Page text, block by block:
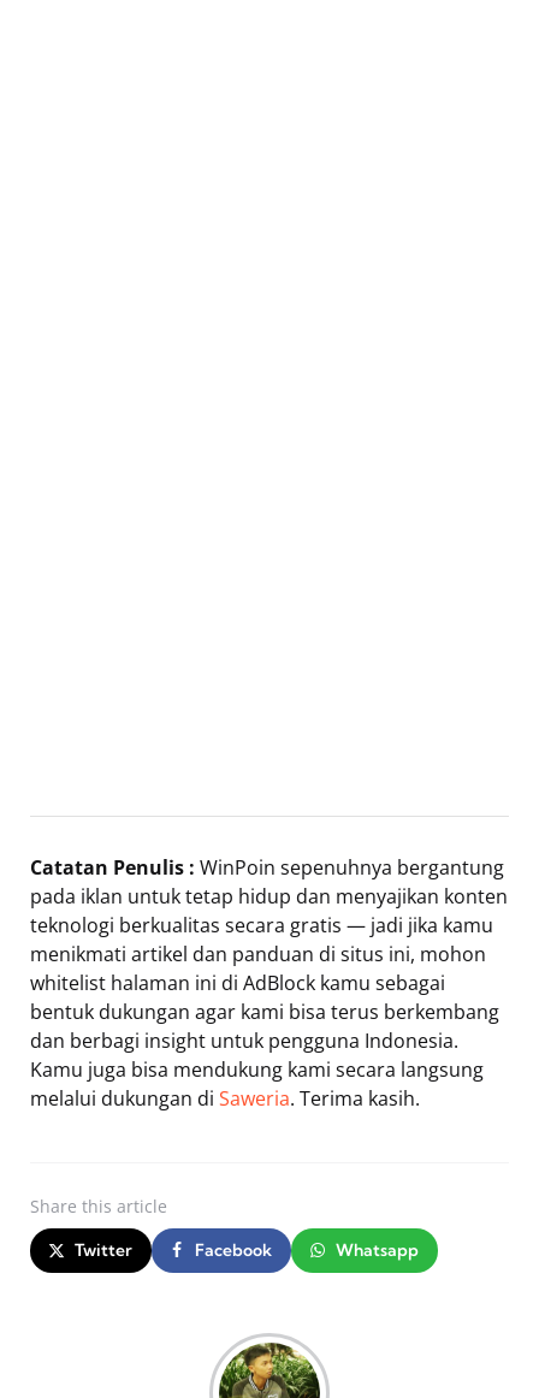
Catatan Penulis : WinPoin sepenuhnya bergantung
pada iklan untuk tetap hidup dan menyajikan konten
teknologi berkualitas secara gratis — jadi jika kamu
menikmati artikel dan panduan di situs ini, mohon
whitelist halaman ini di AdBlock kamu sebagai
bentuk dukungan agar kami bisa terus berkembang
dan berbagi insight untuk pengguna Indonesia.
Kamu juga bisa mendukung kami secara langsung
melalui dukungan di Saweria. Terima kasih.
Share this article
Twitter Facebook Whatsapp